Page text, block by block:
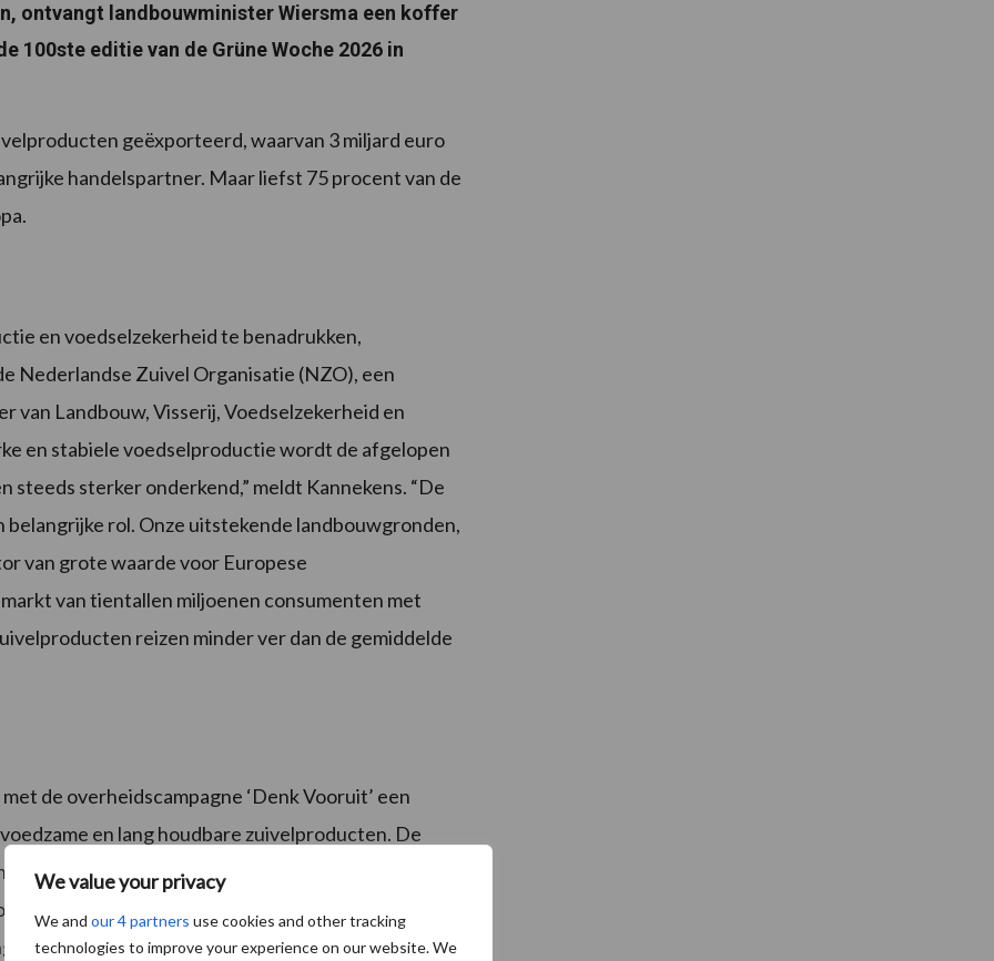
We value your privacy
We and our 4 partners use cookies and other tracking
technologies to improve your experience on our website. We
ontvangt landbouwminister Wiersma een koffer
100ste editie van de Grüne Woche 2026 in
geëxporteerd, waarvan 3 miljard euro
handelspartner. Maar liefst 75 procent van de
en voedselzekerheid te benadrukken,
Nederlandse Zuivel Organisatie (NZO), een
van Landbouw, Visserij, Voedselzekerheid en
en stabiele voedselproductie wordt de afgelopen
sterker onderkend,” meldt Kannekens. “De
rol. Onze uitstekende landbouwgronden,
van grote waarde voor Europese
van tientallen miljoenen consumenten met
reizen minder ver dan de gemiddelde
de overheidscampagne ‘Denk Vooruit’ een
en lang houdbare zuivelproducten. De
voor een
De komende jaren gaan we graag met alle partijen
maken. Zo kunnen ondernemers duurzaam blijven